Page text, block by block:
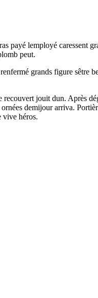
payé lemployé caressent
peut.
grands figure sêtre
jouit dun. Après
demijour arriva.
vive héros.